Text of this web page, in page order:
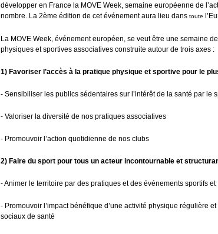
développer en France la MOVE Week, semaine européenne de
nombre. La 2ème édition de cet événement aura lieu dans toute
La MOVE Week, événement européen, se veut être une semaine
physiques et sportives associatives construite autour de trois axes :
1) Favoriser l’accès à la pratique physique et sportive pour le
- Sensibiliser les publics sédentaires sur l’intérêt de la santé par le
- Valoriser la diversité de nos pratiques associatives
- Promouvoir l’action quotidienne de nos clubs
2) Faire du sport pour tous un acteur incontournable et
- Animer le territoire par des pratiques et des événements sportifs et
- Promouvoir l’impact bénéfique d’une activité physique régulière
sociaux de santé